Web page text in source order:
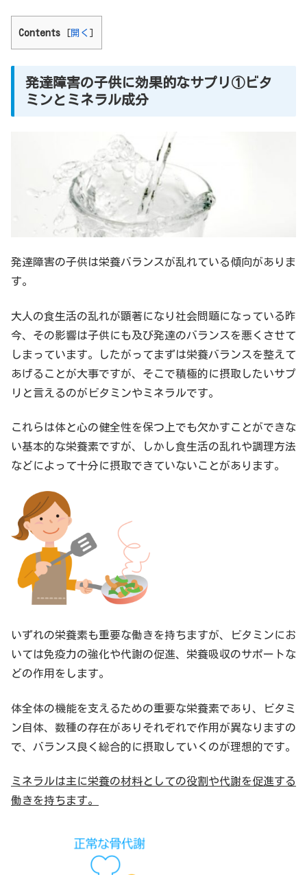
Contents [開く ]
発達障害の子供に効果的なサプリ①ビタ
ミンとミネラル成分
発達障害の子供は栄養バランスが乱れている傾向がありま
す。
大人の食生活の乱れが顕著になり社会問題になっている昨
今、その影響は子供にも及び発達のバランスを悪くさせて
しまっています。したがってまずは栄養バランスを整えて
あげることが大事ですが、そこで積極的に摂取したいサプ
リと言えるのがビタミンやミネラルです。
これらは体と心の健全性を保つ上でも欠かすことができな
い基本的な栄養素ですが、しかし食生活の乱れや調理方法
などによって十分に摂取できていないことがあります。
いずれの栄養素も重要な働きを持ちますが、ビタミンにお
いては免疫力の強化や代謝の促進、栄養吸収のサポートな
どの作用をします。
体全体の機能を支えるための重要な栄養素であり、ビタミ
ン自体、数種の存在がありそれぞれで作用が異なりますの
で、バランス良く総合的に摂取していくのが理想的です。
ミネラルは主に栄養の材料としての役割や代謝を促進する
働きを持ちます。